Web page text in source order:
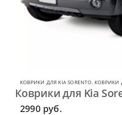
КОВРИКИ ДЛЯ KIA SORENTO, КОВРИКИ
Коврики для Kia
2990 руб.